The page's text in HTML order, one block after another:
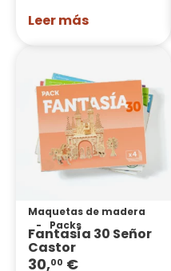
Leer más
Maquetas de madera
Packs
Fantasía 30 Señor
Castor
30,00 €